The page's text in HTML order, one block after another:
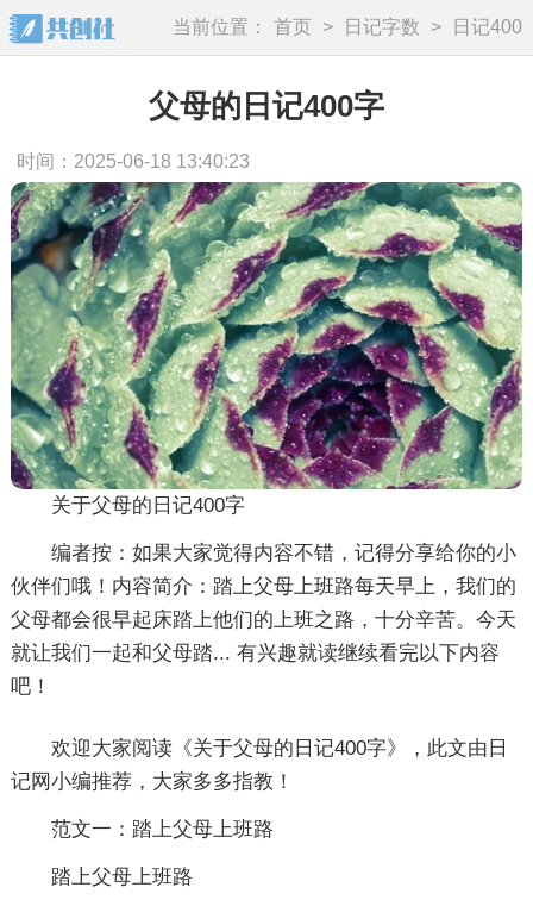
当前位置： 首页 > 日记字数 >
日记400
字
父母的日记400字
时间：2025-06-18 13:40:23
关于父母的日记400字
编者按： 如果大家觉得内容不错，记得分享给你的小
伙伴们哦！内容简介：踏上父母上班路每天早上，我们的
父母都会很早起床踏上他们的上班之路，十分辛苦。今天
就让我们一起和父母踏... 有兴趣就读继续看完以下内容
吧！
欢迎大家阅读《关于父母的日记400字》，此文由日
记网小编推荐，大家多多指教！
范文一：踏上父母上班路
踏上父母上班路